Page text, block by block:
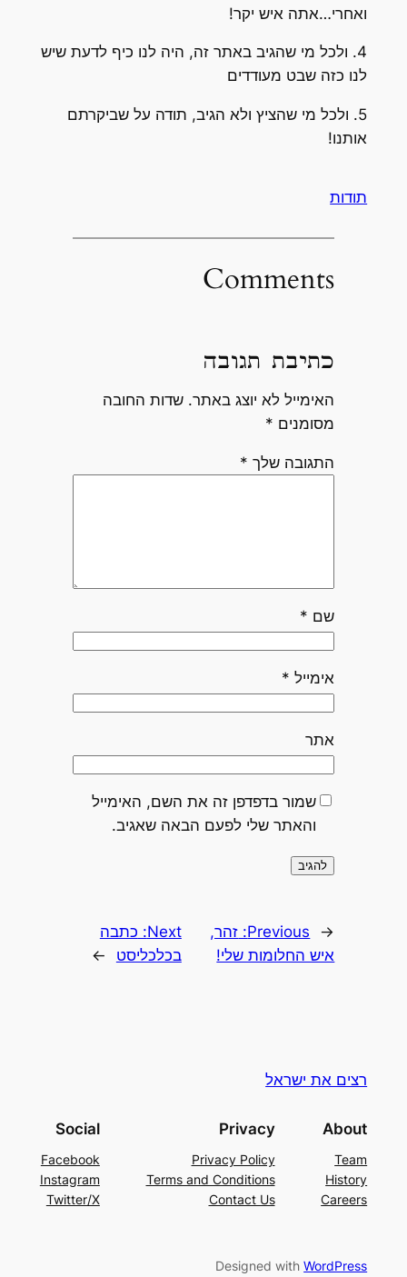
ואחרי…אתה איש יקר!
4. ולכל מי שהגיב באתר זה, היה לנו כיף לדעת שיש
לנו כזה שבט מעודדים
5. ולכל מי שהציץ ולא הגיב, תודה על שביקרתם
אותנו!
תודות
Comments
כתיבת תגובה
האימייל לא יוצג באתר. שדות החובה
מסומנים *
התגובה שלך *
שם *
אימייל *
אתר
שמור בדפדפן זה את השם, האימייל
והאתר שלי לפעם הבאה שאגיב.
←
Previous: זהר,
איש החלומות שלי!‬
Next: כתבה
בכלכליסט
→
רצים את ישראל
About
Team
History
Careers
Privacy
Privacy Policy
Terms and Conditions
Contact Us
Social
Facebook
Instagram
Twitter/X
Designed withWordPress